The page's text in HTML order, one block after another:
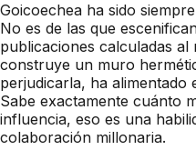
Goicoechea ha sido
No es de las que
publicaciones calculadas
construye un muro
perjudicarla, ha alimentado
Sabe exactamente cuánto
influencia, eso es una
colaboración millonaria.